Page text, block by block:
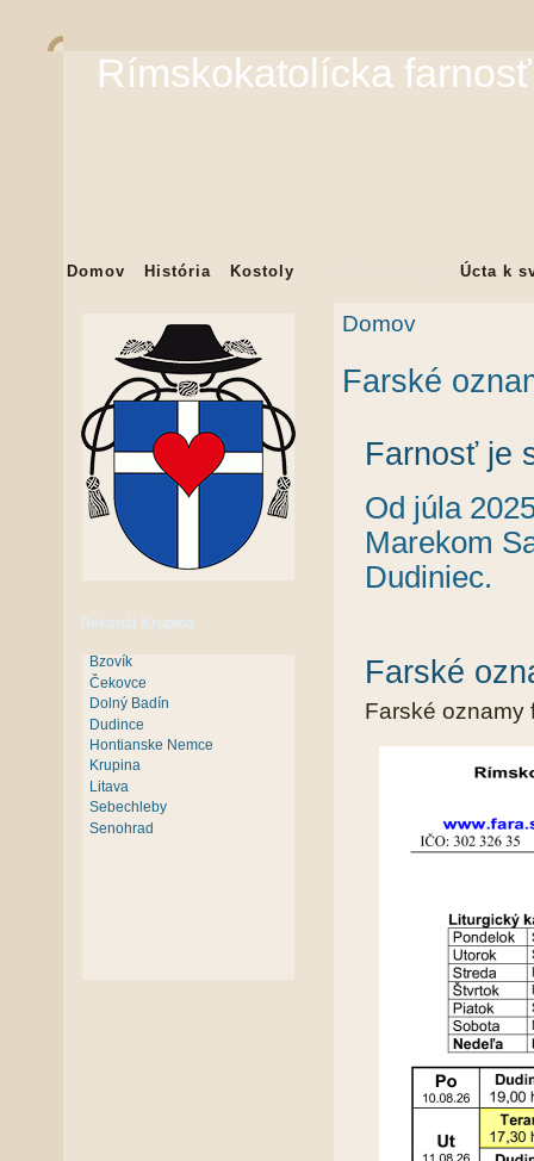
Rímskokatolícka
Domov História Kostoly Úcta k
Dekanát Krupina
Bzovík
Čekovce
Dolný Badín
Dudince
Hontianske Nemce
Krupina
Litava
Sebechleby
Senohrad
Domov
Farské
Farnosť je
Od júla
Marekom
Dudiniec.
Farské
Farské oznamy